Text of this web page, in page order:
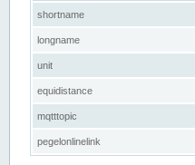
shortname
longname
unit
equidistance
mqtttopic
pegelonlinelink